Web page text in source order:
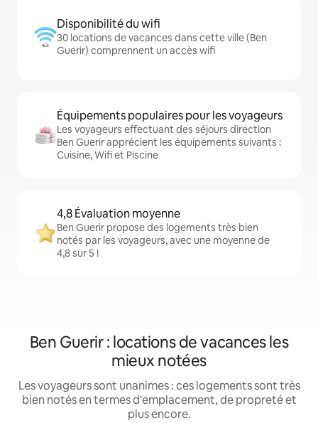
Disponibilité du wifi
30 locations de vacances dans cette ville (Ben
Guerir) comprennent un accès wifi
Équipements populaires pour les voyageurs
Les voyageurs effectuant des séjours direction
Ben Guerir apprécient les équipements suivants :
Cuisine, Wifi et Piscine
4,8 Évaluation moyenne
Ben Guerir propose des logements très bien
notés par les voyageurs, avec une moyenne de
4,8 sur 5 !
Ben Guerir : locations de vacances les
mieux notées
Les voyageurs sont unanimes : ces logements sont très
bien notés en termes d'emplacement, de propreté et
plus encore.